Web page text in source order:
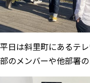
平日は斜里町にあるテ
部のメンバーや他部署